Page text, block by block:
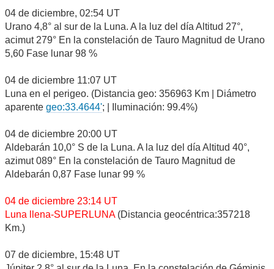
04 de diciembre, 02:54 UT
Urano 4,8° al sur de la Luna. A la luz del día Altitud 27°,
acimut 279° En la constelación de Tauro Magnitud de Urano
5,60 Fase lunar 98 %
04 de diciembre 11:07 UT
Luna en el perigeo. (Distancia geo: 356963 Km | Diámetro
aparente geo:33.4644'; | Iluminación: 99.4%)
04 de diciembre 20:00 UT
Aldebarán 10,0° S de la Luna. A la luz del día Altitud 40°,
azimut 089° En la constelación de Tauro Magnitud de
Aldebarán 0,87 Fase lunar 99 %
04 de diciembre 23:14 UT
Luna llena-SUPERLUNA(Distancia geocéntrica:357218
Km.)
07 de diciembre, 15:48 UT